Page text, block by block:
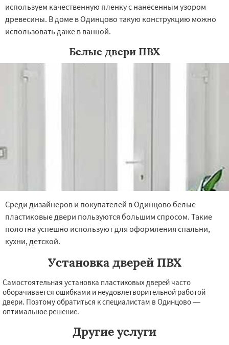
используем качественную пленку с нанесенным узором
древесины. В доме в Одинцово такую конструкцию можно
использовать даже в ванной.
Белые двери ПВХ
Среди дизайнеров и покупателей в Одинцово белые
пластиковые двери пользуются большим спросом. Такие
полотна успешно используют для оформления спальни,
кухни, детской.
Установка дверей ПВХ
Самостоятельная установка пластиковых дверей часто
оборачивается ошибками и неудовлетворительной работой
двери. Поэтому обратиться к специалистам в Одинцово —
оптимальное решение.
Другие услуги